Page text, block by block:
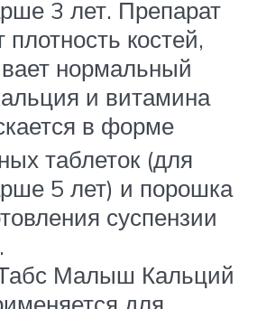
3 лет. Препарат
костей,
нормальный
и витамина
в форме
таблеток (для
5 лет) и порошка
суспензии
Малыш Кальций